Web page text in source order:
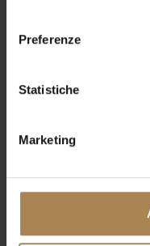
Preferenze
Statistiche
Marketing